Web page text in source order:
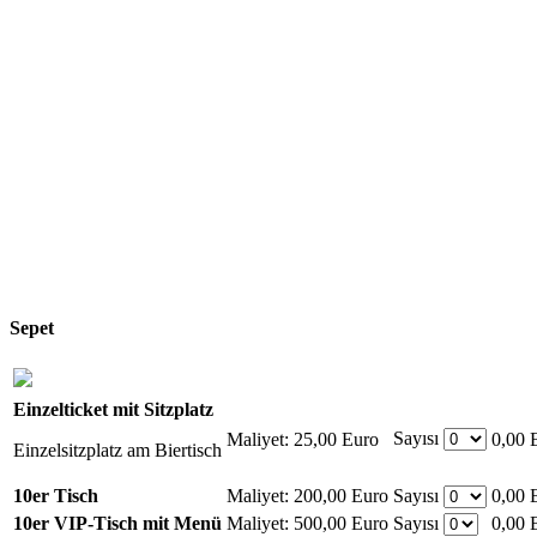
Sepet
Einzelticket mit Sitzplatz
Einzelsitzplatz am Biertisch
Maliyet: 25,00 Euro Sayısı 0,00
10er Tisch Maliyet: 200,00 Euro Sayısı
0,00
10er VIP-Tisch mit Menü Maliyet: 500,00 Euro Sayısı 0,00